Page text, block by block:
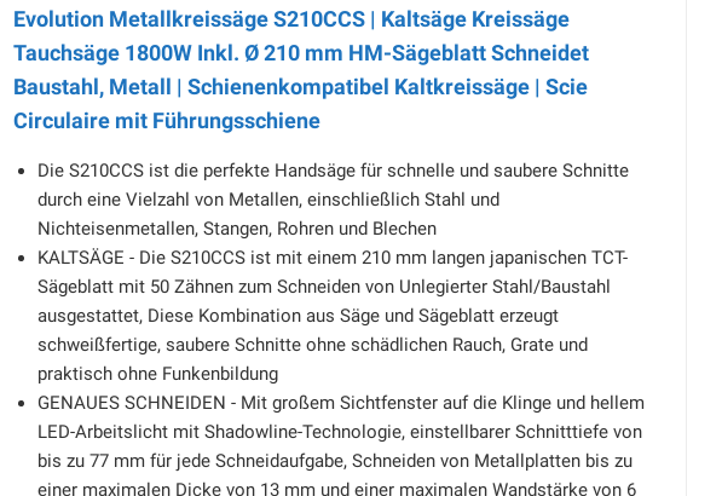
Evolution Metallkreissäge S210CCS | Kaltsäge Kreissäge
Tauchsäge 1800W Inkl. Ø 210 mm HM-Sägeblatt Schneidet
Baustahl, Metall | Schienenkompatibel Kaltkreissäge | Scie
Circulaire mit Führungsschiene
Die S210CCS ist die perfekte Handsäge für schnelle und saubere Schnitte
durch eine Vielzahl von Metallen, einschließlich Stahl und
Nichteisenmetallen, Stangen, Rohren und Blechen
KALTSÄGE - Die S210CCS ist mit einem 210 mm langen japanischen TCT-
Sägeblatt mit 50 Zähnen zum Schneiden von Unlegierter Stahl/Baustahl
ausgestattet, Diese Kombination aus Säge und Sägeblatt erzeugt
schweißfertige, saubere Schnitte ohne schädlichen Rauch, Grate und
praktisch ohne Funkenbildung
GENAUES SCHNEIDEN - Mit großem Sichtfenster auf die Klinge und hellem
LED-Arbeitslicht mit Shadowline-Technologie, einstellbarer Schnitttiefe von
bis zu 77 mm für jede Schneidaufgabe, Schneiden von Metallplatten bis zu
einer maximalen Dicke von 13 mm und einer maximalen Wandstärke von 6